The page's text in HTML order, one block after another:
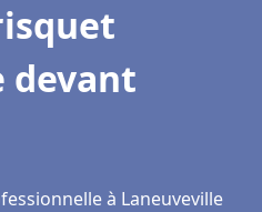
devant
à Laneuveville